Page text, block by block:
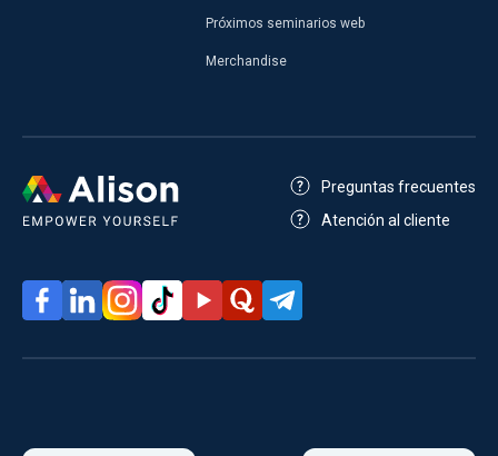
Próximos seminarios web
Merchandise
Preguntas frecuentes
Atención al cliente